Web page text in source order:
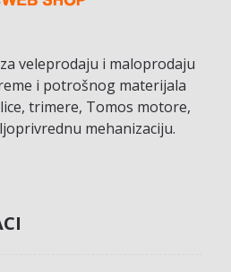
veleprodaju i maloprodaju
i potrošnog materijala
trimere, Tomos motore,
mehanizaciju.